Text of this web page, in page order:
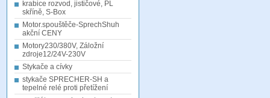
krabice rozvod, jističové, PL
skříně, S-Box
Motor.spouštěče-SprechShuh
akční CENY
Motory230/380V, Záložní
zdroje12/24V-230V
Stykače a cívky
stykače SPRECHER-SH a
tepelné relé proti přetížení